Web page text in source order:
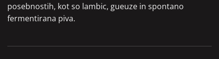
posebnostih, kot so lambic, gueuze in spontano
fermentirana piva.